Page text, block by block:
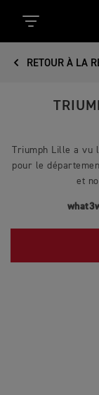
RETOUR À LA
Triumph Lille a vu
pour le
et